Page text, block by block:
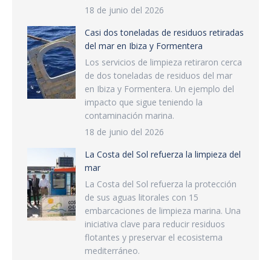
18 de junio del 2026
Casi dos toneladas de residuos retiradas
del mar en Ibiza y Formentera
Los servicios de limpieza retiraron cerca
de dos toneladas de residuos del mar
en Ibiza y Formentera. Un ejemplo del
impacto que sigue teniendo la
contaminación marina.
18 de junio del 2026
La Costa del Sol refuerza la limpieza del
mar
La Costa del Sol refuerza la protección
de sus aguas litorales con 15
embarcaciones de limpieza marina. Una
iniciativa clave para reducir residuos
flotantes y preservar el ecosistema
mediterráneo.